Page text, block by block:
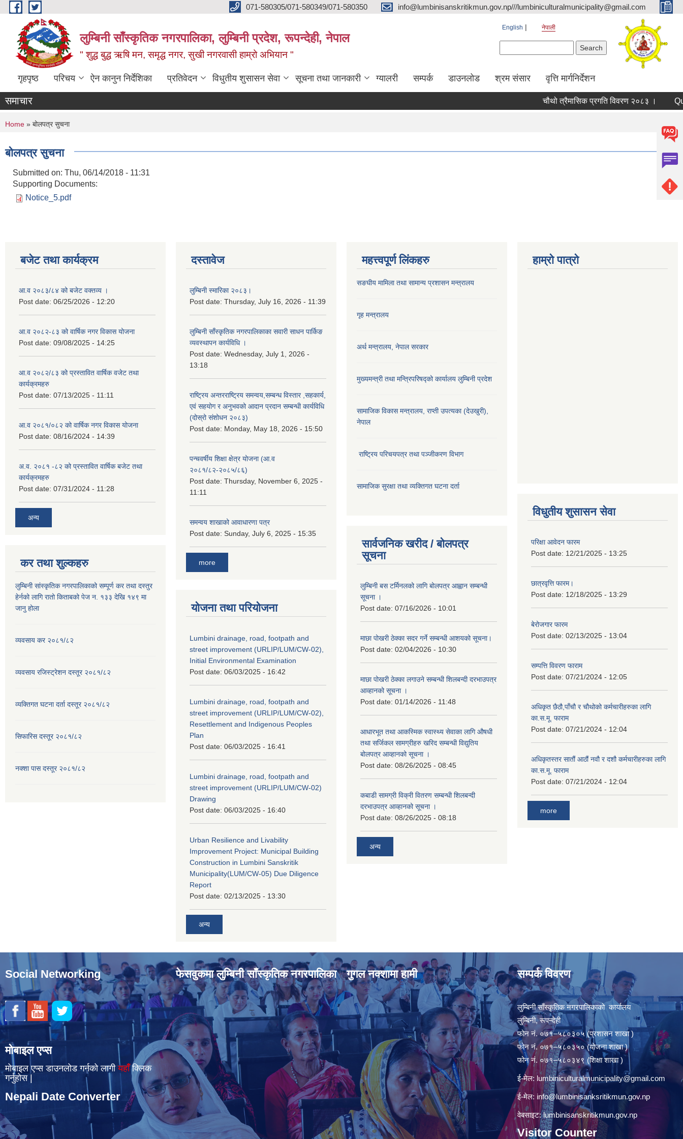
Skip to main content 071-580305/071-580349/071-580350 info@lumbinisanskritikmun.gov.np///lumbiniculturalmunicipality@gmail.com
लुम्बिनी साँस्कृतिक नगरपालिका, लुम्बिनी प्रदेश, रूपन्देही, नेपाल
" शुद्ध बुद्ध ऋषि मन, समृद्ध नगर, सुखी नगरवासी हाम्रो अभियान "
English नेपाली
गृहपृष्ठ परिचय ऐन कानुन निर्देशिका प्रतिवेदन विधुतीय शुसासन सेवा सूचना तथा जानकारी ग्यालरी सम्पर्क डाउनलोड श्रम संसार वृत्ति मार्गनिर्देशन
समाचार चौथो त्रैमासिक प्रगति विवरण २०८३ ।
You are here
Home » बोलपत्र सुचना
बोलपत्र सुचना
Submitted on: Thu, 06/14/2018 - 11:31
Supporting Documents:
Notice_5.pdf
बजेट तथा कार्यक्रम
आ.व २०८३/८४ को बजेट वक्तव्य ।
Post date: 06/25/2026 - 12:20
आ.व २०८२-८३ को वार्षिक नगर विकास योजना
Post date: 09/08/2025 - 14:25
आ.व २०८२/८३ को प्रस्तावित वार्षिक वजेट तथा
कार्यक्रमहरु
Post date: 07/13/2025 - 11:11
आ.व २०८१/०८२ को वार्षिक नगर विकास योजना
Post date: 08/16/2024 - 14:39
अ.व. २०८१ -८२ को प्रस्तावित वार्षिक बजेट तथा
कार्यक्रमहरु
Post date: 07/31/2024 - 11:28
अन्य
कर तथा शुल्कहरु
लुम्बिनी सांस्कृतिक नगरपालिकाको सम्पूर्ण कर तथा दस्तुर
हेर्नको लागि रातो किताबको पेज न. १३३ देखि १४९ मा
जानु होला
व्यवसाय कर २०८१/८२
व्यवसाय रजिस्ट्रेशन दस्तूर २०८१/८२
व्यक्तिगत घटना दर्ता दस्तूर २०८१/८२
सिफारिस दस्तूर २०८१/८२
नक्शा पास दस्तूर २०८१/८२
दस्तावेज
लुम्बिनी स्मारिका २०८३।
Post date: Thursday, July 16, 2026 - 11:39
लुम्बिनी साँस्कृतिक नगरपालिकाका सवारी साधन पार्किङ
व्यवस्थापन कार्यविधि ।
Post date: Wednesday, July 1, 2026 -
13:18
राष्ट्रिय अन्तरराष्ट्रिय समन्वय,सम्बन्ध विस्तार ,सहकार्य,
एवं सहयोग र अनुभवको आदान प्रदान सम्बन्धी कार्यविधि
(दोस्रो संशोधन २०८३)
Post date: Monday, May 18, 2026 - 15:50
पन्चवर्षीय शिक्षा क्षेत्र योजना (आ.व
२०८१/८२-२०८५/८६)
Post date: Thursday, November 6, 2025 -
11:11
समन्वय शाखाको आवाधारणा पत्र
Post date: Sunday, July 6, 2025 - 15:35
more
योजना तथा परियोजना
Lumbini drainage, road, footpath and
street improvement (URLIP/LUM/CW-02),
Initial Environmental Examination
Post date: 06/03/2025 - 16:42
Lumbini drainage, road, footpath and
street improvement (URLIP/LUM/CW-02),
Resettlement and Indigenous Peoples
Plan
Post date: 06/03/2025 - 16:41
Lumbini drainage, road, footpath and
street improvement (URLIP/LUM/CW-02)
Drawing
Post date: 06/03/2025 - 16:40
Urban Resilience and Livability
Improvement Project: Municipal Building
Construction in Lumbini Sanskritik
Municipality(LUM/CW-05) Due Diligence
Report
Post date: 02/13/2025 - 13:30
अन्य
महत्त्वपूर्ण लिंकहरु
सङघीय मामिला तथा सामान्य प्रशासन मन्‍त्रालय
गृह मन्त्रालय
अर्थ मन्त्रालय, नेपाल सरकार
मुख्यमन्त्री तथा मन्त्रिपरिषद्को कार्यालय लुम्बिनी प्रदेश
सामाजिक विकास मन्‍‍त्रालय, राप्ती उपत्यका (देउखुरी),
नेपाल
राष्ट्रिय परिचयपत्र तथा पञ्जीकरण विभाग
सामाजिक सुरक्षा तथा व्यक्तिगत घटना दर्ता
सार्वजनिक खरीद / बोलपत्र
सूचना
लुम्बिनी बस टर्मिनलको लागि बोलपत्र आह्वान सम्बन्धी
सूचना ।
Post date: 07/16/2026 - 10:01
माछा पोखरी ठेक्का सदर गर्ने सम्बन्धी आशयको सूचना।
Post date: 02/04/2026 - 10:30
माछा पोखरी ठेक्का लगाउने सम्बन्धी शिलबन्दी दरभाउपत्र
आव्हानको सूचना ।
Post date: 01/14/2026 - 11:48
आधारभूत तथा आकस्मिक स्वास्थ्य सेवाका लागि औषधी
तथा सर्जिकल सामग्रीहरु खरिद सम्बन्धी विद्युतिय
बोलपत्र आव्हानको सूचना ।
Post date: 08/26/2025 - 08:45
कबाडी सामग्री विक्री वितरण सम्बन्धी शिलबन्दी
दरभाउपत्र आव्हानको सूचना ।
Post date: 08/26/2025 - 08:18
अन्य
हाम्रो पात्रो
विधुतीय शुसासन सेवा
परिक्षा आवेदन फारम
Post date: 12/21/2025 - 13:25
छात्रवृत्ति फारम।
Post date: 12/18/2025 - 13:29
बेरोजगार फारम
Post date: 02/13/2025 - 13:04
सम्पत्ति विवरण फाराम
Post date: 07/21/2024 - 12:05
अधिकृत छैठौ,पाँचौ र चौथोको कर्मचारीहरुका लागि
का.स.मू. फाराम
Post date: 07/21/2024 - 12:04
अधिकृतस्तर सातौं आठौं नवौ र दशौ कर्मचारीहरुका लागि
का.स.मू. फाराम
Post date: 07/21/2024 - 12:04
more
Social Networking
मोबाइल एप्स
मोबाइल एप्स डाउनलोड गर्नको लागीयहाँँक्लिक
गर्नुहोस |
Nepali Date Converter
फेसवुकमा लुम्बिनी साँस्कृतिक नगरपालिका गुगल नक्शामा हामी सम्पर्क विवरण
लुम्बिनी साँस्कृतिक नगरपालिकाको कार्यालय
लुम्बिनी, रूपन्देही
फोन नं. ०७१–५८०३०५ (प्रशासन शाखा )
फोन नं. ०७१–५८०३५० (योजना शाखा )
फोन नं. ०७१–५८०३४९ (शिक्षा शाखा )
ई-मेल: lumbiniculturalmunicipality@gmail.com
ई-मेल: info@lumbinisanksritikmun.gov.np
वेबसाइट: lumbinisanskritikmun.gov.np
Visitor Counter